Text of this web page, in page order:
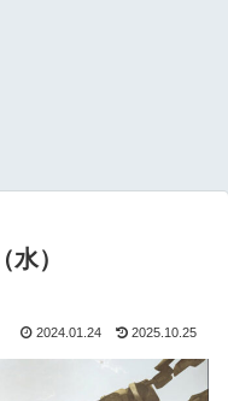
）
2024.01.24 2025.10.25